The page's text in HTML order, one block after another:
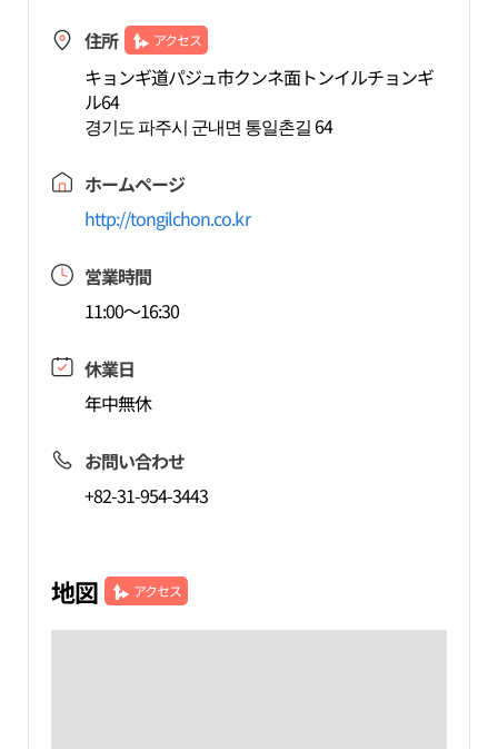
住所 アクセス
キョンギ道パジュ市クンネ面トンイルチョンギ
ル64
경기도 파주시 군내면 통일촌길 64
ホームページ
http://tongilchon.co.kr
営業時間
11:00～16:30
休業日
年中無休
お問い合わせ
+82-31-954-3443
地図 アクセス